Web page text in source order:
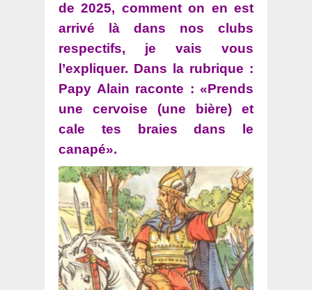
de 2025, comment on en est
arrivé là dans nos clubs
respectifs, je vais vous
l’expliquer. Dans la rubrique :
Papy Alain raconte : «Prends
une cervoise (une bière) et
cale tes braies dans le
canapé».